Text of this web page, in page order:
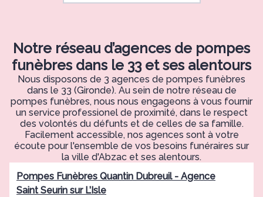
Notre réseau d’agences de pompes
funèbres dans le 33 et ses alentours
Nous disposons de 3 agences de pompes funèbres
dans le 33 (Gironde). Au sein de notre réseau de
pompes funèbres, nous nous engageons à vous fournir
un service professionel de proximité, dans le respect
des volontés du défunts et de celles de sa famille.
Facilement accessible, nos agences sont à votre
écoute pour l'ensemble de vos besoins funéraires sur
la ville d'Abzac et ses alentours.
Pompes Funèbres Quantin Dubreuil - Agence
Saint Seurin sur L’Isle